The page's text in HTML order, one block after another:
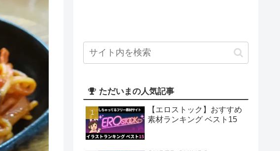
ただいまの人気記事
【エロストック】おすすめ
素材ランキング ベスト15